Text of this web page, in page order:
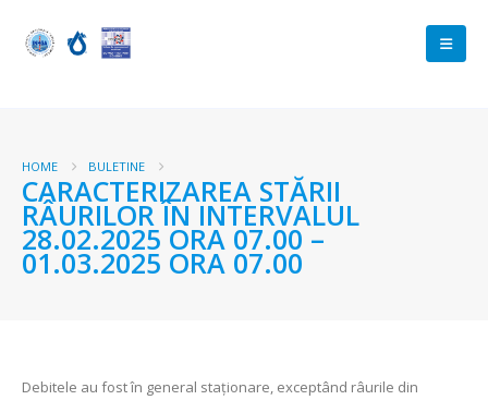
HOME BULETINE
CARACTERIZAREA STĂRII
RÂURILOR ÎN INTERVALUL
28.02.2025 ORA 07.00 –
01.03.2025 ORA 07.00
Debitele au fost în general staționare, exceptând râurile din